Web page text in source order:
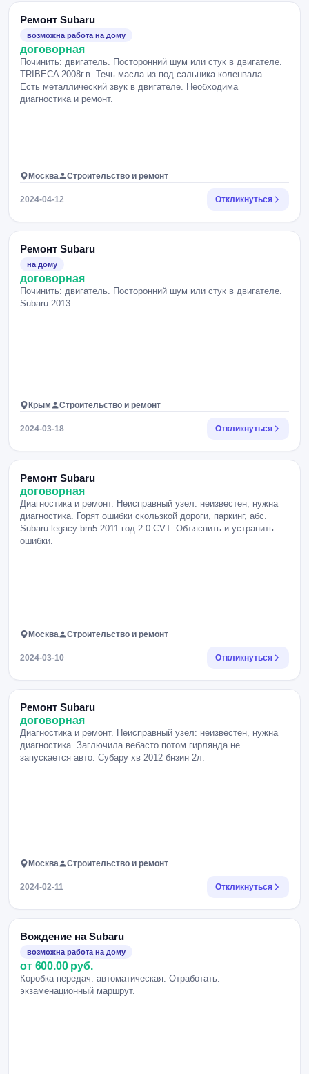
Ремонт Subaru
возможна работа на дому
договорная
Починить: двигатель. Посторонний шум или стук в двигателе.
TRIBECA 2008г.в. Течь масла из под сальника коленвала..
Есть металлический звук в двигателе. Необходима
диагностика и ремонт.
Москва Строительство и ремонт
2024-04-12 Откликнуться
Ремонт Subaru
на дому
договорная
Починить: двигатель. Посторонний шум или стук в двигателе.
Subaru 2013.
Крым Строительство и ремонт
2024-03-18 Откликнуться
Ремонт Subaru
договорная
Диагностика и ремонт. Неисправный узел: неизвестен, нужна
диагностика. Горят ошибки скользкой дороги, паркинг, абс.
Subaru legacy bm5 2011 год 2.0 CVT. Объяснить и устранить
ошибки.
Москва Строительство и ремонт
2024-03-10 Откликнуться
Ремонт Subaru
договорная
Диагностика и ремонт. Неисправный узел: неизвестен, нужна
диагностика. Заглючила вебасто потом гирлянда не
запускается авто. Субару хв 2012 бнзин 2л.
Москва Строительство и ремонт
2024-02-11 Откликнуться
Вождение на Subaru
возможна работа на дому
от 600.00 руб.
Коробка передач: автоматическая. Отработать:
экзаменационный маршрут.